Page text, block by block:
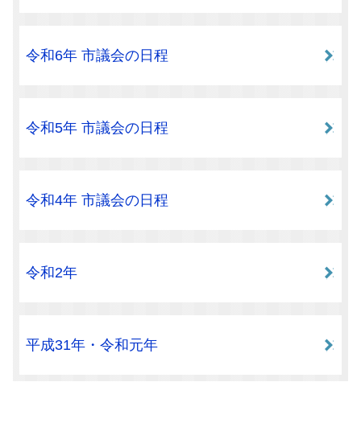
令和6年 市議会の日程
令和5年 市議会の日程
令和4年 市議会の日程
令和2年
平成31年・令和元年